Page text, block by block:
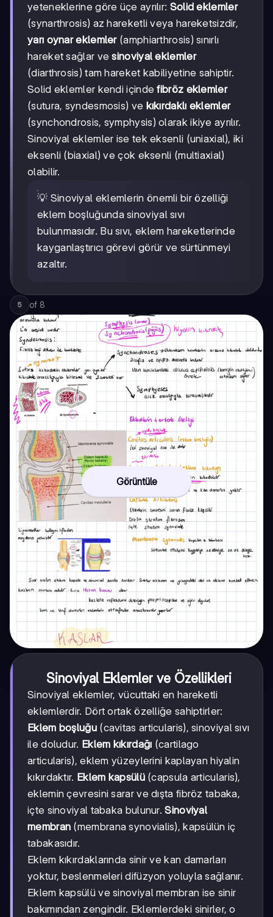
yeteneklerine göre üçe ayrılır: Solid eklemler
(synarthrosis) az hareketli veya hareketsizdir,
yarı oynar eklemler(amphiarthrosis) sınırlı
hareket sağlar vesinoviyal eklemler
(diarthrosis) tam hareket kabiliyetine sahiptir.
Solid eklemler kendi içindefibröz eklemler
(sutura, syndesmosis) ve kıkırdaklı eklemler
(synchondrosis, symphysis) olarak ikiye ayrılır.
Sinoviyal eklemler ise tek eksenli (uniaxial), iki
eksenli (biaxial) ve çok eksenli (multiaxial)
olabilir.
💡 Sinoviyal eklemlerin önemli bir özelliği
eklem boşluğunda sinoviyal sıvı
bulunmasıdır. Bu sıvı, eklem hareketlerinde
kayganlaştırıcı görevi görür ve sürtünmeyi
azaltır.
5 of 8
Görüntüle
Sinoviyal Eklemler ve Özellikleri
Sinoviyal eklemler, vücuttaki en hareketli
eklemlerdir. Dört ortak özelliğe sahiptirler:
Eklem boşluğu(cavitas articularis), sinoviyal sıvı
ile doludur. Eklem kıkırdağı (cartilago
articularis), eklem yüzeylerini kaplayan hiyalin
kıkırdaktır. Eklem kapsülü(capsula articularis),
eklemin çevresini sarar ve dışta fibröz tabaka,
içte sinoviyal tabaka bulunur.Sinoviyal
membran (membrana synovialis), kapsülün iç
tabakasıdır.
Eklem kıkırdaklarında sinir ve kan damarları
yoktur, beslenmeleri difüzyon yoluyla sağlanır.
Eklem kapsülü ve sinoviyal membran ise sinir
bakımından zengindir. Eklemlerdeki sinirler, o